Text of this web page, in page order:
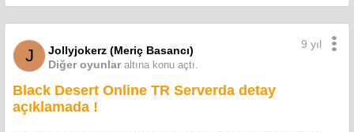
Karakter üzerinde toplamda 230-240m Civarı edecek item mevcut
Neredeyse tüm trend oyunlar bulunmaktadır.
PUBG, CSGO, ETS2, AGE of MHYTOLOGY, ARK Survival, Rainbow SIX ve
60-65 civarı bir çok daha oyun bulunmakta.
Fiyat olarak düşüncem 300₺'dir.. İlgilenen arkadaşlar forum üzerinden
ulaşabilirler.
J
Jollyjokerz (Meriç Basancı)
Diğer oyunlar altına konu açtı.
9 yıl
Black Desert Online TR Serverda detay
açıklamada !